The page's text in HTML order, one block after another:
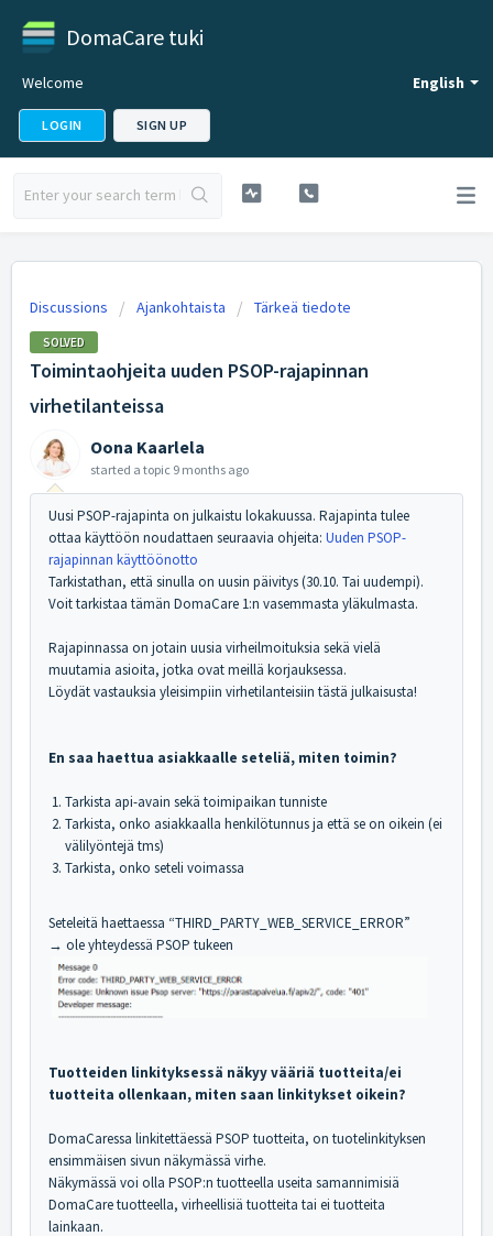
DomaCare tuki
English
Welcome
LOGIN SIGN UP
Discussions Ajankohtaista Tärkeä tiedote
SOLVED
Toimintaohjeita uuden PSOP-rajapinnan
virhetilanteissa
Oona Kaarlela
started a topic 9 months ago
Uusi PSOP-rajapinta on julkaistu lokakuussa. Rajapinta tulee
ottaa käyttöön noudattaen seuraavia ohjeita: Uuden PSOP-
rajapinnan käyttöönotto
Tarkistathan, että sinulla on uusin päivitys (30.10. Tai uudempi).
Voit tarkistaa tämän DomaCare 1:n vasemmasta yläkulmasta.
Rajapinnassa on jotain uusia virheilmoituksia sekä vielä
muutamia asioita, jotka ovat meillä korjauksessa.
Löydät vastauksia yleisimpiin virhetilanteisiin tästä julkaisusta!
En saa haettua asiakkaalle seteliä, miten toimin?
Tarkista api-avain sekä toimipaikan tunniste
Tarkista, onko asiakkaalla henkilötunnus ja että se on oikein (ei
välilyöntejä tms)
Tarkista, onko seteli voimassa
Seteleitä haettaessa “THIRD_PARTY_WEB_SERVICE_ERROR”
→ ole yhteydessä PSOP tukeen
Tuotteiden linkityksessä näkyy vääriä tuotteita/ei
tuotteita ollenkaan, miten saan linkitykset oikein?
DomaCaressa linkitettäessä PSOP tuotteita, on tuotelinkityksen
ensimmäisen sivun näkymässä virhe.
Näkymässä voi olla PSOP:n tuotteella useita samannimisiä
DomaCare tuotteella, virheellisiä tuotteita tai ei tuotteita
lainkaan.